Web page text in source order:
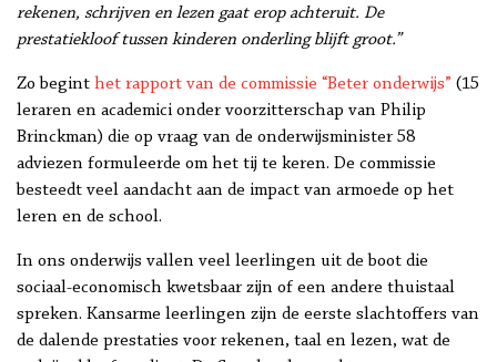
rekenen, schrijven en lezen gaat erop achteruit. De
prestatiekloof tussen kinderen onderling blijft groot.”
Zo begint het rapport van de commissie “Beter onderwijs” (15
leraren en academici onder voorzitterschap van Philip
Brinckman) die op vraag van de onderwijsminister 58
adviezen formuleerde om het tij te keren. De commissie
besteedt veel aandacht aan de impact van armoede op het
leren en de school.
In ons onderwijs vallen veel leerlingen uit de boot die
sociaal-economisch kwetsbaar zijn of een andere thuistaal
spreken. Kansarme leerlingen zijn de eerste slachtoffers van
de dalende prestaties voor rekenen, taal en lezen, wat de